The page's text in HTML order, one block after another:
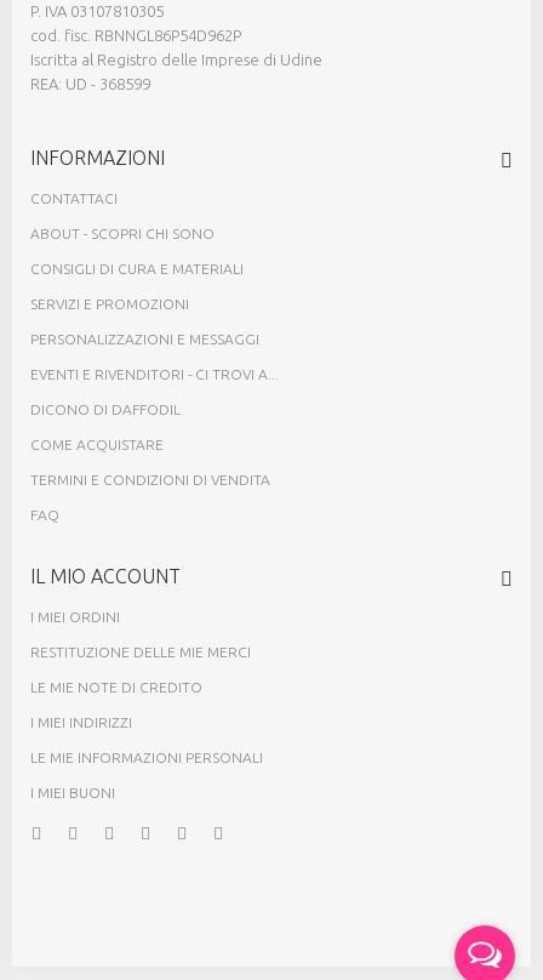
P. IVA 03107810305
cod. fisc. RBNNGL86P54D962P
Iscritta al Registro delle Imprese di Udine
REA: UD - 368599
INFORMAZIONI
CONTATTACI
ABOUT - SCOPRI CHI SONO
CONSIGLI DI CURA E MATERIALI
SERVIZI E PROMOZIONI
PERSONALIZZAZIONI E MESSAGGI
EVENTI E RIVENDITORI - CI TROVI A...
DICONO DI DAFFODIL
COME ACQUISTARE
TERMINI E CONDIZIONI DI VENDITA
FAQ
IL MIO ACCOUNT
I MIEI ORDINI
RESTITUZIONE DELLE MIE MERCI
LE MIE NOTE DI CREDITO
I MIEI INDIRIZZI
LE MIE INFORMAZIONI PERSONALI
I MIEI BUONI